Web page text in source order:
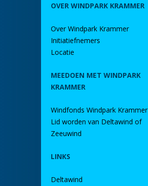
OVER WINDPARK KRAMMER
Over Windpark Krammer
Initiatiefnemers
Locatie
MEEDOEN MET WINDPARK
KRAMMER
Windfonds Windpark Krammer
Lid worden van Deltawind of
Zeeuwind
LINKS
Deltawind